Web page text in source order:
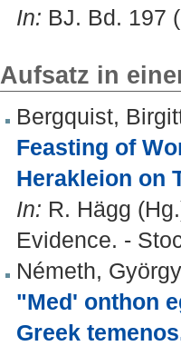
In: BJ. Bd. 197
Aufsatz in
Bergquist,
Feasting of
Herakleion on
In: R. Hägg
Evidence. -
Németh, György
"Med' onthon
Greek